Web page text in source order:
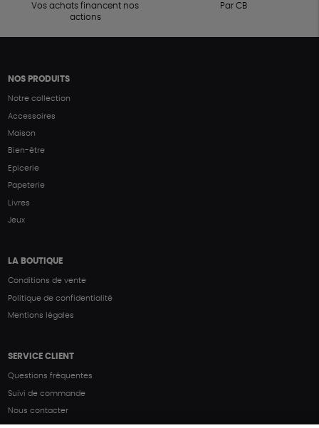
Vos achats financent nos
actions
Par CB
NOS PRODUITS
Notre collection
Accessoires
Maison
Bien-être
Epicerie
Papeterie
Livres
Jeux
LA BOUTIQUE
Conditions de vente
Politique de confidentialité
Mentions légales
SERVICE CLIENT
Questions fréquentes
Suivi de commande
Nous contacter